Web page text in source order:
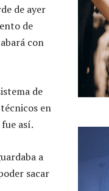
de ayer
de
con
de
en
así.
a
sacar